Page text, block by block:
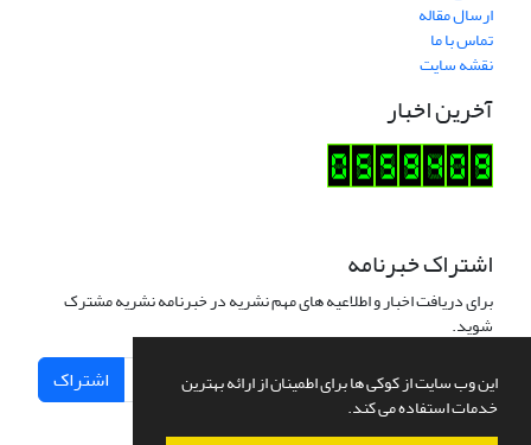
این وب سایت از کوکی ها برای اطمینان از ارائه بهترین
خدمات استفاده می کند.
ارسال مقاله
تماس با ما
نقشه سایت
آخرین اخبار
اشتراک خبرنامه
برای دریافت اخبار و اطلاعیه های مهم نشریه در خبرنامه نشریه مشترک
شوید.
اشتراک